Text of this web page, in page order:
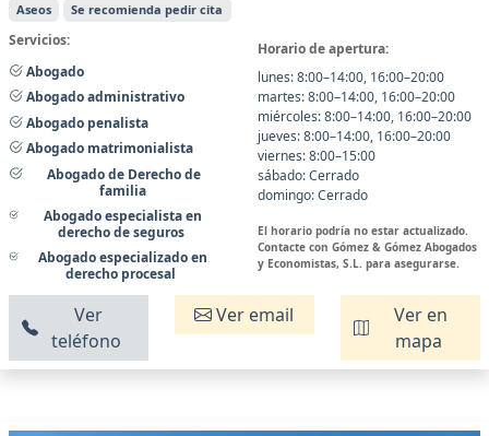
Aseos Se recomienda pedir cita
Servicios:
Abogado
Abogado administrativo
Abogado penalista
Abogado matrimonialista
Abogado de Derecho de
familia
Abogado especialista en
derecho de seguros
Abogado especializado en
derecho procesal
Horario de apertura:
lunes: 8:00–14:00, 16:00–20:00
martes: 8:00–14:00, 16:00–20:00
miércoles: 8:00–14:00, 16:00–20:00
jueves: 8:00–14:00, 16:00–20:00
viernes: 8:00–15:00
sábado: Cerrado
domingo: Cerrado
El horario podría no estar actualizado.
Contacte con Gómez & Gómez Abogados
y Economistas, S.L. para asegurarse.
Ver
teléfono
Ver email
Ver en
mapa